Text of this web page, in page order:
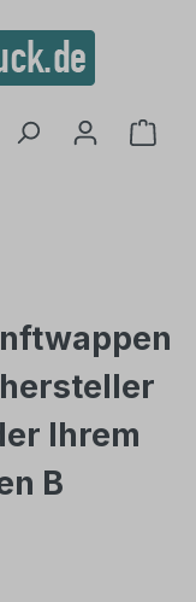
Ihrem
B